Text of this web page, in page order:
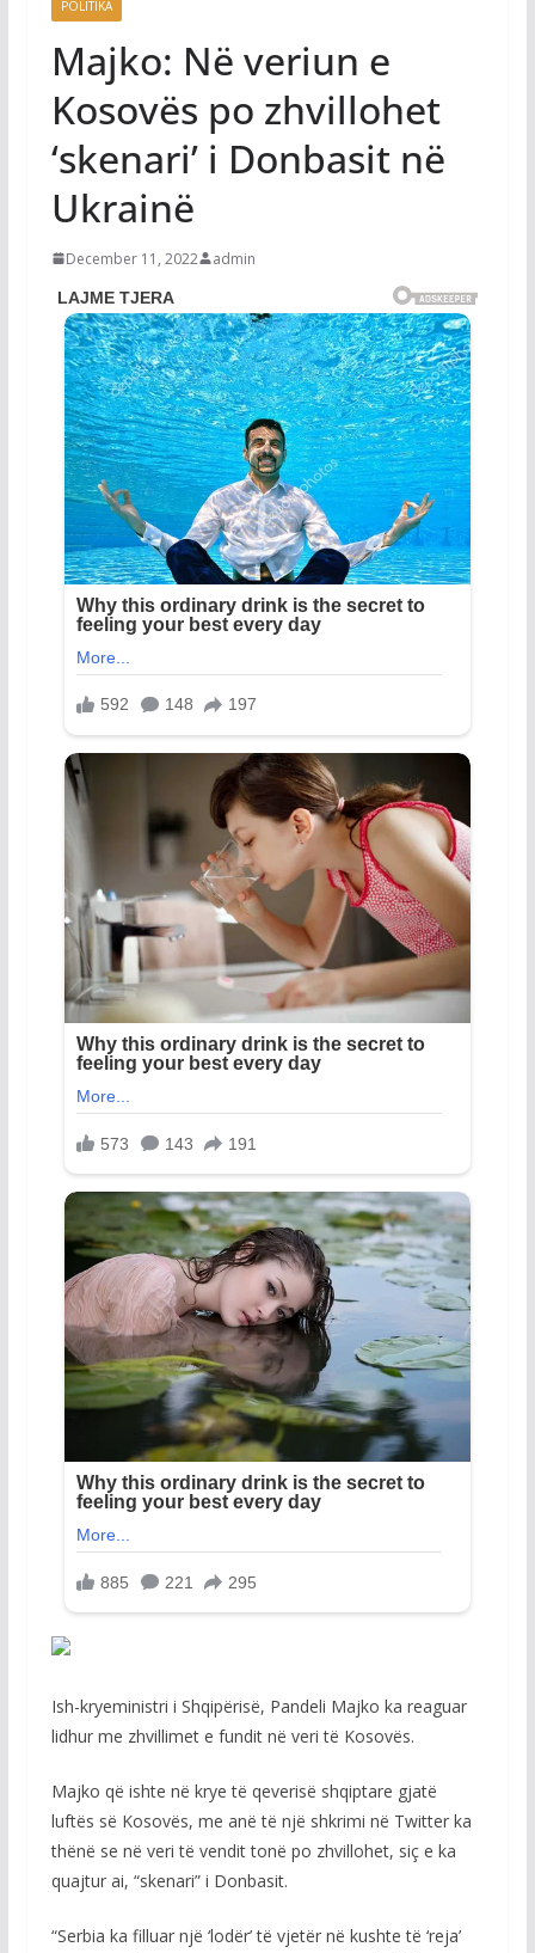
POLITIKA
Majko: Në veriun e
Kosovës po zhvillohet
‘skenari’ i Donbasit në
Ukrainë
December 11, 2022 admin
Ish-kryeministri i Shqipërisë, Pandeli Majko ka reaguar
lidhur me zhvillimet e fundit në veri të Kosovës.
Majko që ishte në krye të qeverisë shqiptare gjatë
luftës së Kosovës, me anë të një shkrimi në Twitter ka
thënë se në veri të vendit tonë po zhvillohet, siç e ka
quajtur ai, “skenari” i Donbasit.
“Serbia ka filluar një ‘lodër’ të vjetër në kushte të ‘reja’